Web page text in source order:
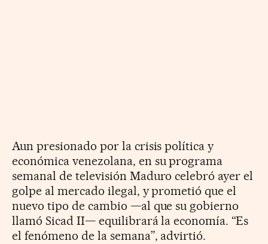
Aun presionado por la crisis política y
económica venezolana, en su programa
semanal de televisión Maduro celebró ayer el
golpe al mercado ilegal, y prometió que el
nuevo tipo de cambio —al que su gobierno
llamó Sicad II— equilibrará la economía. “Es
el fenómeno de la semana”, advirtió.